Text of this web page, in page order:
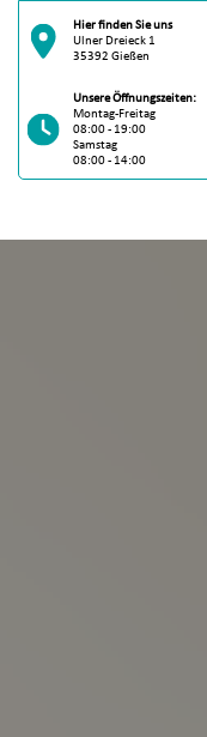
Hier finden Sie uns
Ulner Dreieck 1
35392 Gießen
Unsere Öffnungszeiten:
Montag-Freitag
08:00 - 19:00
Samstag
08:00 - 14:00